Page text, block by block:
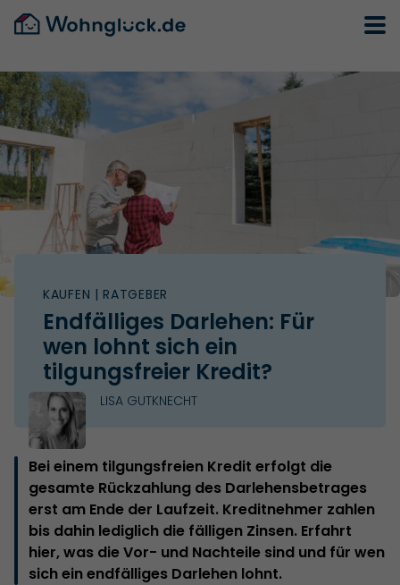
KAUFEN | RATGEBER
Endfälliges Darlehen: Für
wen lohnt sich ein
tilgungsfreier Kredit?
LISA GUTKNECHT
Bei einem tilgungsfreien Kredit erfolgt die
gesamte Rückzahlung des Darlehensbetrages
erst am Ende der Laufzeit. Kreditnehmer zahlen
bis dahin lediglich die fälligen Zinsen. Erfahrt
hier, was die Vor- und Nachteile sind und für wen
sich ein endfälliges Darlehen lohnt.